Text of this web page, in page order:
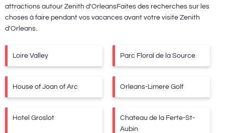
attractions autour Zenith d'OrleansFaites des recherches sur les
choses à faire pendant vos vacances avant votre visite Zenith
d'Orleans.
Loire Valley Parc Floral de la Source
House of Joan of Arc Orleans-Limere Golf
Hotel Groslot
Chateau de la Ferte-St-
Aubin